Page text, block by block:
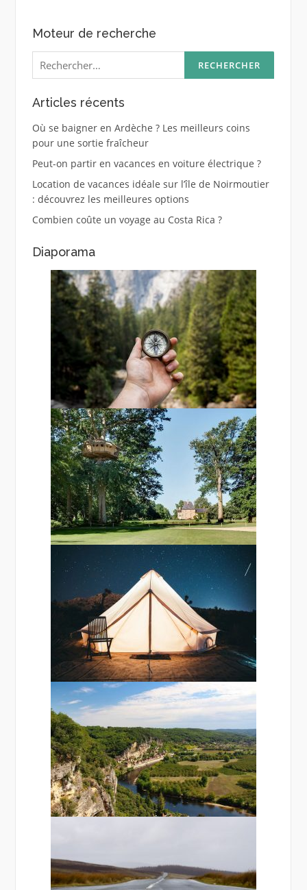
Moteur de recherche
Rechercher :
Articles récents
Où se baigner en Ardèche ? Les meilleurs coins
pour une sortie fraîcheur
Peut-on partir en vacances en voiture électrique ?
Location de vacances idéale sur l’île de Noirmoutier
: découvrez les meilleures options
Combien coûte un voyage au Costa Rica ?
Diaporama